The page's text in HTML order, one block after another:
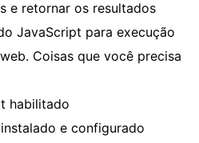
e retornar os resultados
JavaScript para execução
Coisas que você precisa
habilitado
e configurado